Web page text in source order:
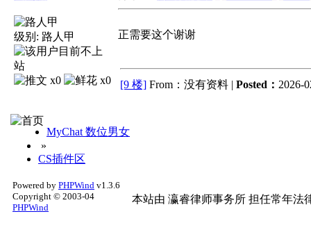
级别: 路人甲
x0 x0
正需要这个谢谢
[9 楼] From：没有资料 | Posted： 2026-
MyChat 数位男女
»
CS插件区
Powered by PHPWind v1.3.6
Copyright © 2003-04
PHPWind
本站由 瀛睿律师事务所 担任常年法